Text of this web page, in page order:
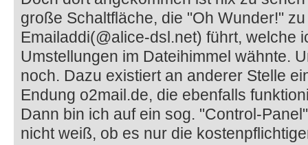
große Schaltfläche, die "Oh Wunder!"
Emailaddi(@alice-dsl.net) führt, welche
Umstellungen im Dateihimmel wähnte.
noch. Dazu existiert an anderer Stelle
Endung o2mail.de, die ebenfalls
Dann bin ich auf ein sog. "Control-
nicht weiß, ob es nur die